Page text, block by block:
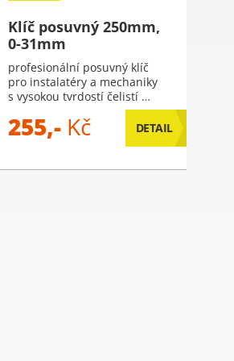
Klíč posuvný 250mm,
0-31mm
profesionální posuvný klíč
pro instalatéry a mechaniky
s vysokou tvrdostí čelistí …
255,- Kč DETAIL